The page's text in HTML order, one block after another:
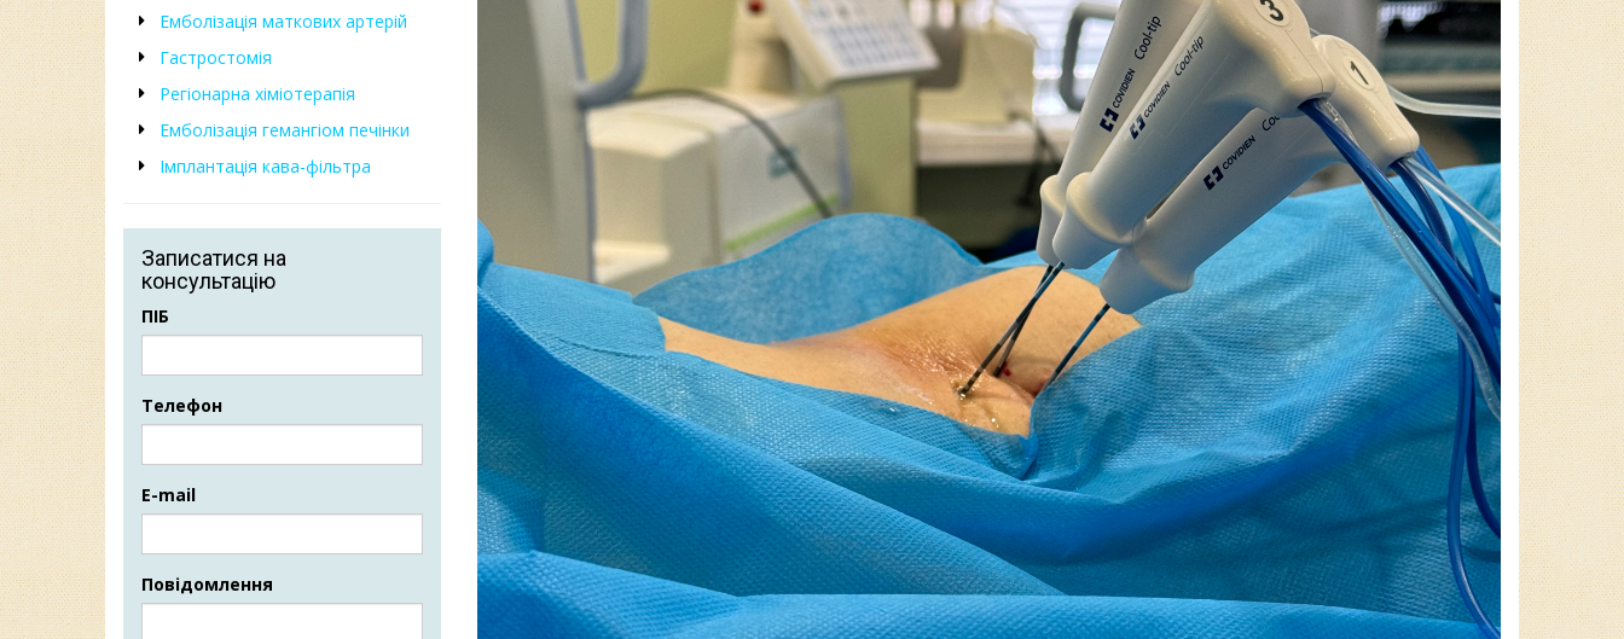
Емболізація маткових артерій
Гастростомія
Регіонарна хіміотерапія
Емболізація гемангіом печінки
Імплантація кава-фільтра
Записатися на
консультацію
ПІБ
Телефон
E-mail
Повідомлення